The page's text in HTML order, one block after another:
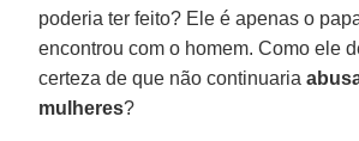
poderia ter feito? Ele é apenas o
encontrou com o homem. Como ele
certeza de que não continuaria
mulheres?